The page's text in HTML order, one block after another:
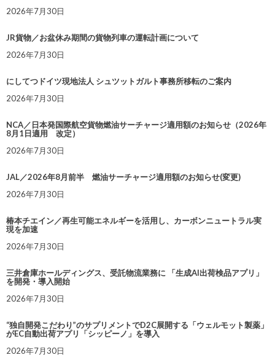
2026年7月30日
JR貨物／お盆休み期間の貨物列車の運転計画について
2026年7月30日
にしてつドイツ現地法人 シュツットガルト事務所移転のご案内
2026年7月30日
NCA／日本発国際航空貨物燃油サーチャージ適用額のお知らせ（2026年
8月1日適用 改定）
2026年7月30日
JAL／2026年8月前半 燃油サーチャージ適用額のお知らせ(変更)
2026年7月30日
椿本チエイン／再生可能エネルギーを活用し、カーボンニュートラル実
現を加速
2026年7月30日
三井倉庫ホールディングス、受託物流業務に 「生成AI出荷検品アプリ」
を開発・導入開始
2026年7月30日
“独自開発こだわり”のサプリメントでD2C展開する「ウェルモット製薬」
がEC自動出荷アプリ「シッピーノ」を導入
2026年7月30日